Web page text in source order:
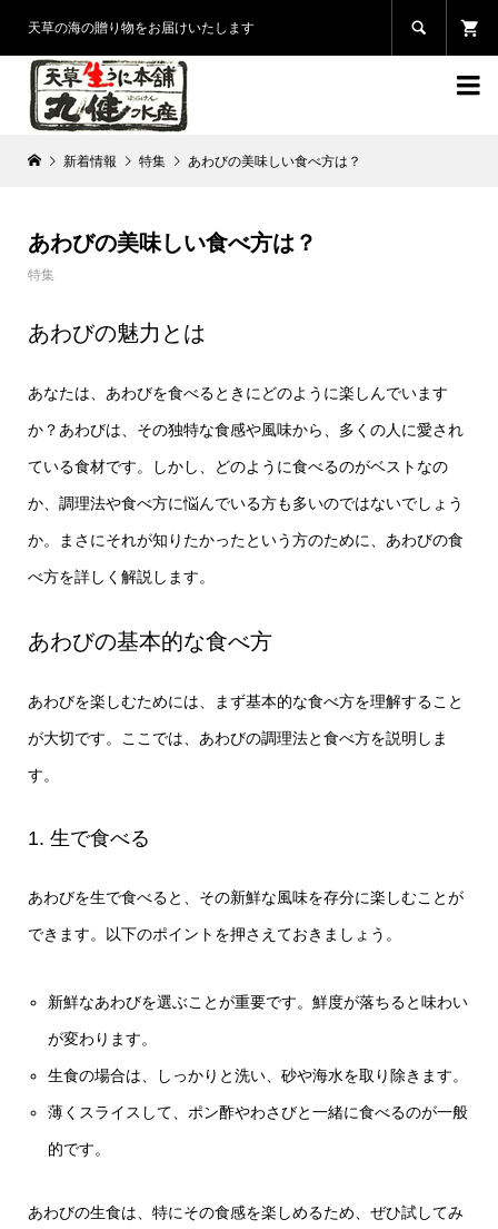
天草の海の贈り物をお届けいたします 

新着情報 特集 あわびの美味しい食べ方は？
あわびの美味しい食べ方は？
特集
あわびの魅力とは
あなたは、あわびを食べるときにどのように楽しんでいます
か？あわびは、その独特な食感や風味から、多くの人に愛され
ている食材です。しかし、どのように食べるのがベストなの
か、調理法や食べ方に悩んでいる方も多いのではないでしょう
か。まさにそれが知りたかったという方のために、あわびの食
べ方を詳しく解説します。
あわびの基本的な食べ方
あわびを楽しむためには、まず基本的な食べ方を理解すること
が大切です。ここでは、あわびの調理法と食べ方を説明しま
す。
1. 生で食べる
あわびを生で食べると、その新鮮な風味を存分に楽しむことが
できます。以下のポイントを押さえておきましょう。
新鮮なあわびを選ぶことが重要です。鮮度が落ちると味わい
が変わります。
生食の場合は、しっかりと洗い、砂や海水を取り除きます。
薄くスライスして、ポン酢やわさびと一緒に食べるのが一般
的です。
あわびの生食は、特にその食感を楽しめるため、ぜひ試してみ